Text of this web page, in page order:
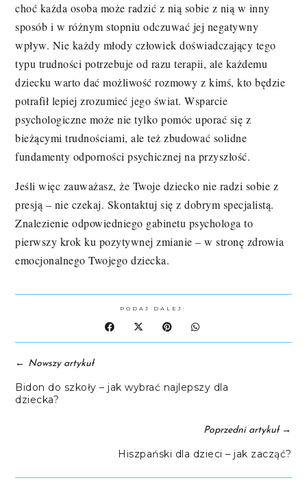
choć każda osoba może radzić z nią sobie z nią w inny
sposób i w różnym stopniu odczuwać jej negatywny
wpływ. Nie każdy młody człowiek doświadczający tego
typu trudności potrzebuje od razu terapii, ale każdemu
dziecku warto dać możliwość rozmowy z kimś, kto będzie
potrafił lepiej zrozumieć jego świat. Wsparcie
psychologiczne może nie tylko pomóc uporać się z
bieżącymi trudnościami, ale też zbudować solidne
fundamenty odporności psychicznej na przyszłość.
Jeśli więc zauważasz, że Twoje dziecko nie radzi sobie z
presją – nie czekaj. Skontaktuj się z dobrym specjalistą.
Znalezienie odpowiedniego gabinetu psychologa to
pierwszy krok ku pozytywnej zmianie – w stronę zdrowia
emocjonalnego Twojego dziecka.
PODAJ DALEJ:
← Nowszy artykuł
Bidon do szkoły – jak wybrać najlepszy dla
dziecka?
Poprzedni artykuł→
Hiszpański dla dzieci – jak zacząć?